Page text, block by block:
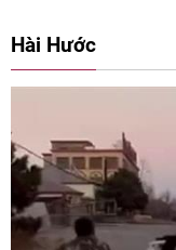
Hài Hước